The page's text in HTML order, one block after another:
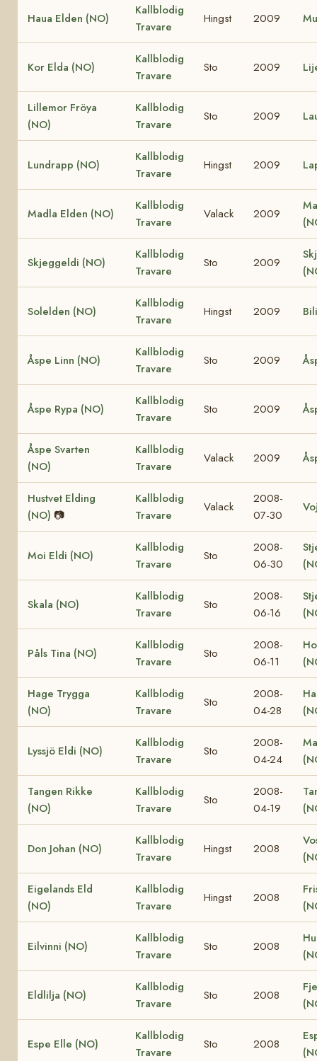
Haua Elden (NO)
Kallblodig
Travare
Hingst 2009
Kor Elda (NO)
Kallblodig
Travare
Sto 2009
Lillemor Fröya
(NO)
Kallblodig
Travare
Sto 2009
Lundrapp (NO)
Kallblodig
Travare
Hingst 2009
Madla Elden (NO)
Kallblodig
Travare
Valack 2009
Skjeggeldi (NO)
Kallblodig
Travare
Sto 2009
Solelden (NO)
Kallblodig
Travare
Hingst 2009
Åspe Linn (NO)
Kallblodig
Travare
Sto 2009
Åspe Rypa (NO)
Kallblodig
Travare
Sto 2009
Åspe Svarten
(NO)
Kallblodig
Travare
Valack 2009
Hustvet Elding
(NO) 📷
Kallblodig
Travare
Valack
2008-
07-30
Moi Eldi (NO)
Kallblodig
Travare
Sto
2008-
06-30
Skala (NO)
Kallblodig
Travare
Sto
2008-
06-16
Påls Tina (NO)
Kallblodig
Travare
Sto
2008-
06-11
Hage Trygga
(NO)
Kallblodig
Travare
Sto
2008-
04-28
Lyssjö Eldi (NO)
Kallblodig
Travare
Sto
2008-
04-24
Tangen Rikke
(NO)
Kallblodig
Travare
Sto
2008-
04-19
Don Johan (NO)
Kallblodig
Travare
Hingst 2008
Eigelands Eld
(NO)
Kallblodig
Travare
Hingst 2008
Eilvinni (NO)
Kallblodig
Travare
Sto 2008
Eldlilja (NO)
Kallblodig
Travare
Sto 2008
Espe Elle (NO)
Kallblodig
Travare
Sto 2008